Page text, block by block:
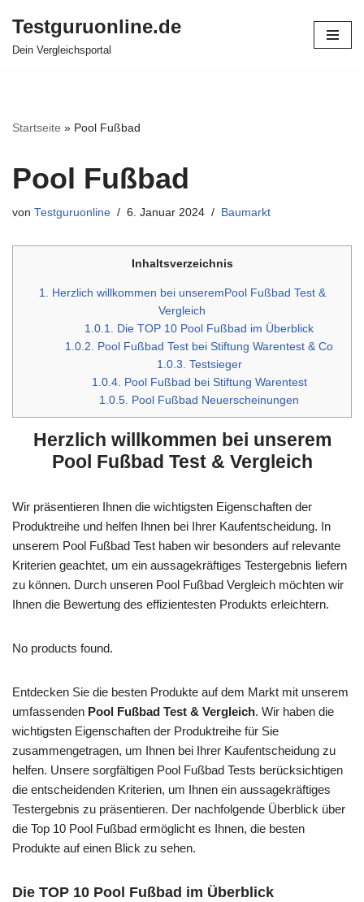
Zum
Testguruonline.de
Dein Vergleichsportal
Startseite » Pool Fußbad
Pool Fußbad
von Testguruonline 6. Januar 2024 Baumarkt
Inhaltsverzeichnis
1. Herzlich willkommen bei unseremPool Fußbad Test &
Vergleich
1.0.1. Die TOP 10 Pool Fußbad im Überblick
1.0.2. Pool Fußbad Test bei Stiftung Warentest & Co
1.0.3. Testsieger
1.0.4. Pool Fußbad bei Stiftung Warentest
1.0.5. Pool Fußbad Neuerscheinungen
Herzlich willkommen bei unserem
Pool Fußbad Test & Vergleich
Wir präsentieren Ihnen die wichtigsten Eigenschaften der
Produktreihe und helfen Ihnen bei Ihrer Kaufentscheidung. In
unserem Pool Fußbad Test haben wir besonders auf relevante
Kriterien geachtet, um ein aussagekräftiges Testergebnis liefern
zu können. Durch unseren Pool Fußbad Vergleich möchten wir
Ihnen die Bewertung des effizientesten Produkts erleichtern.
No products found.
Entdecken Sie die besten Produkte auf dem Markt mit unserem
umfassenden Pool Fußbad Test & Vergleich. Wir haben die
wichtigsten Eigenschaften der Produktreihe für Sie
zusammengetragen, um Ihnen bei Ihrer Kaufentscheidung zu
helfen. Unsere sorgfältigen Pool Fußbad Tests berücksichtigen
die entscheidenden Kriterien, um Ihnen ein aussagekräftiges
Testergebnis zu präsentieren. Der nachfolgende Überblick über
die Top 10 Pool Fußbad ermöglicht es Ihnen, die besten
Produkte auf einen Blick zu sehen.
Die TOP 10 Pool Fußbad im Überblick